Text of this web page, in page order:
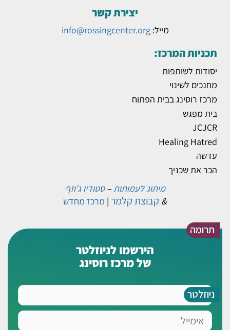
תרומה
ניוזלטר
יצירת קשר
מייל:info@rossingcenter.org
תכניות המרכז:
יסודות לשותפות
מחנכים לשינוי
מרכז רוסינג בבית הפתוח
בית מפגש
JCJCR
Healing Hatred
עדשה
הכר את שכניך
מיתוג לעמותות–סטודיו ג'וזף
קבוצת קלמר|מרכז מחדש
הירשמו לניוזלטר
של מרכז רוסינג
שם
אימייל